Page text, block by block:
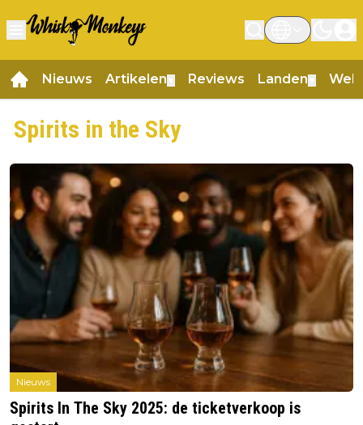
Nieuws Artikelen Reviews Landen
Spirits in the Sky
Nieuws
Spirits In The Sky 2025: de ticketverkoop is